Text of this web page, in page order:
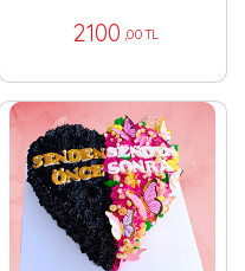
2100 ,00 TL